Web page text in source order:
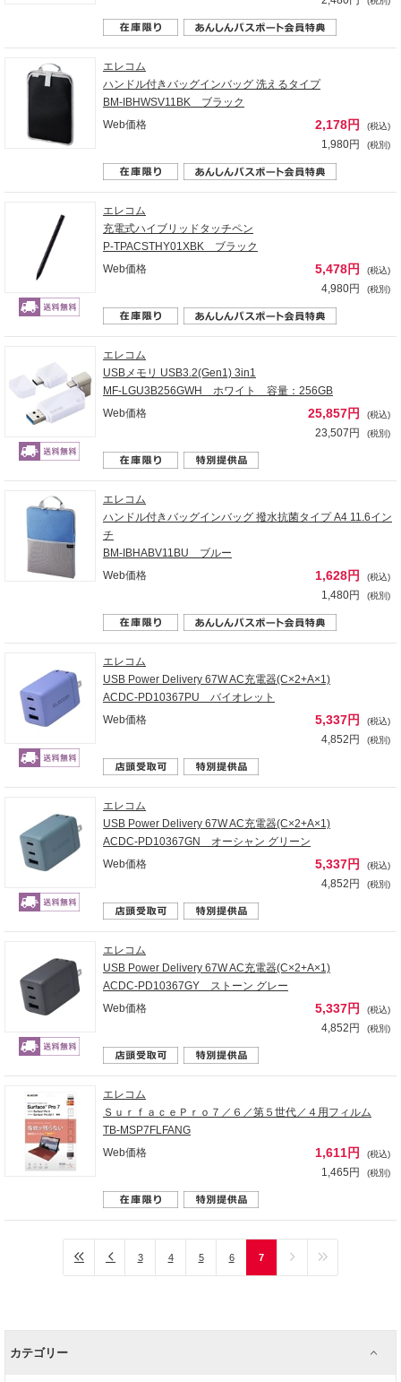
エレコム
ハンドル付きバッグインバッグ 洗えるタイプ
BM-IBHWSV11BK ブラック
Web価格
2,178円 (税込)
1,980円 (税別)
エレコム
充電式ハイブリッドタッチペン
P-TPACSTHY01XBK ブラック
Web価格
5,478円 (税込)
4,980円 (税別)
エレコム
USBメモリ USB3.2(Gen1) 3in1
MF-LGU3B256GWH ホワイト 容量：256GB
Web価格
25,857円 (税込)
23,507円 (税別)
エレコム
ハンドル付きバッグインバッグ 撥水抗菌タイプ A4 11.6イン
チ
BM-IBHABV11BU ブルー
Web価格
1,628円 (税込)
1,480円 (税別)
エレコム
USB Power Delivery 67W AC充電器(C×2+A×1)
ACDC-PD10367PU バイオレット
Web価格
5,337円 (税込)
4,852円 (税別)
エレコム
USB Power Delivery 67W AC充電器(C×2+A×1)
ACDC-PD10367GN オーシャン グリーン
Web価格
5,337円 (税込)
4,852円 (税別)
エレコム
USB Power Delivery 67W AC充電器(C×2+A×1)
ACDC-PD10367GY ストーン グレー
Web価格
5,337円 (税込)
4,852円 (税別)
エレコム
ＳｕｒｆａｃｅＰｒｏ７／６／第５世代／４用フィルム
TB-MSP7FLFANG
Web価格
1,611円 (税込)
1,465円 (税別)
3 4 5 6 7
カテゴリー